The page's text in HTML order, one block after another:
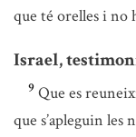
que té orelles i no
Israel,
9 Que es
que s’apleguin les